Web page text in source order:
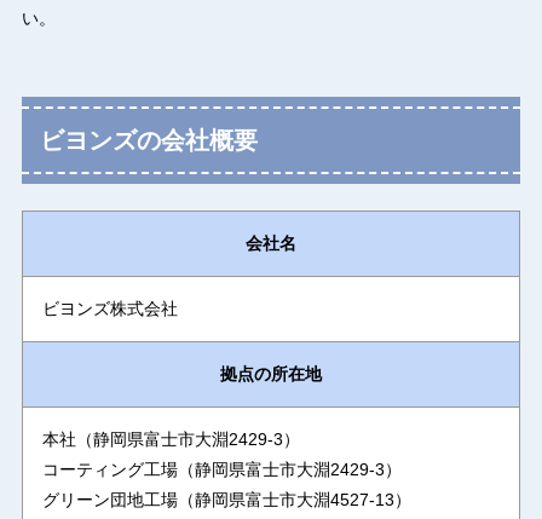
い。
ビヨンズの会社概要
会社名
ビヨンズ株式会社
拠点の所在地
本社（静岡県富士市大淵2429-3）
コーティング工場（静岡県富士市大淵2429-3）
グリーン団地工場（静岡県富士市大淵4527-13）